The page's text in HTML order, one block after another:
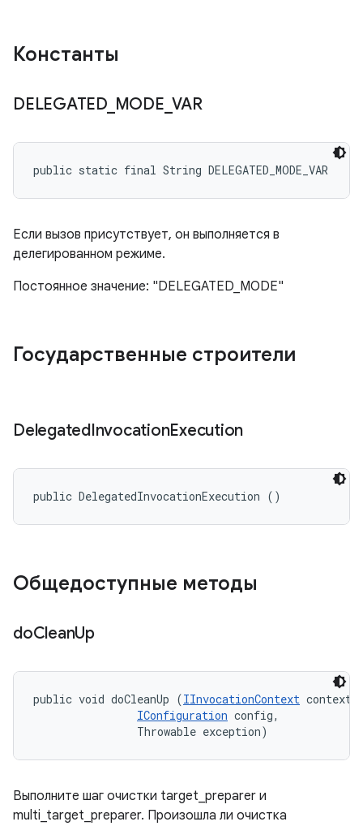
Константы
DELEGATED_ MODE _VAR
public static final String DELEGATED_MODE_VAR
Если вызов присутствует, он выполняется в
делегированном режиме.
Постоянное значение: "DELEGATED_MODE"
Государственные строители
DelegatedInvocationExecution
public DelegatedInvocationExecution ()
Общедоступные методы
doCleanUp
public void doCleanUp (IInvocationContext
IConfiguration config,
                Throwable exception)
Выполните шаг очистки target_preparer и
multi_target_preparer. Произошла ли очистка